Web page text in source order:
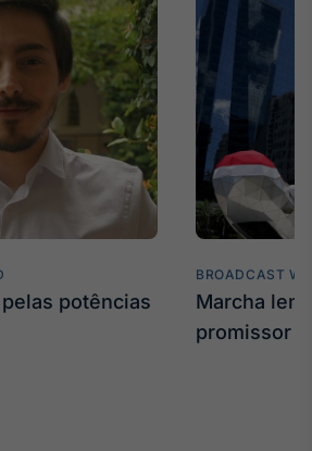
Curadoria de
conteúdos
noticiosos
Broadcast
Radar
Monitoramento
inteligente de
notícias e
conteúdos
Broadcast
potências
BROADCAST
Marcha
promissor